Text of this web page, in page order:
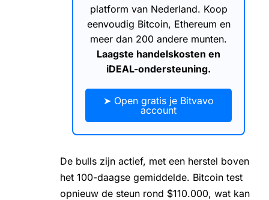
platform van Nederland. Koop
eenvoudig Bitcoin, Ethereum en
meer dan 200 andere munten.
Laagste handelskosten en
iDEAL-ondersteuning.
➤ Open gratis je Bitvavo
account
De bulls zijn actief, met een herstel boven
het 100-daagse gemiddelde. Bitcoin test
opnieuw de steun rond $110.000, wat kan